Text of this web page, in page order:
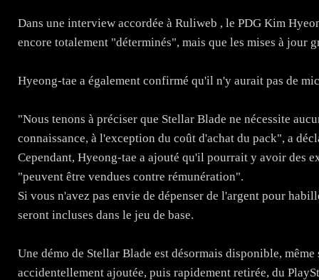
Dans une interview accordée à Ruliweb , le PDG Kim
encore totalement "déterminés", mais que les mises à jour
Hyeong-tae a également confirmé qu'il n'y aurait pas de
"Nous tenons à préciser que Stellar Blade ne nécessite
connaissance, à l'exception du coût d'achat du pack", a
Cependant, Hyeong-tae a ajouté qu'il pourrait y avoir des
"peuvent être vendues contre rémunération".
Si vous n'avez pas envie de dépenser de l'argent pour
seront incluses dans le jeu de base.
Une démo de Stellar Blade est désormais disponible,
accidentellement ajoutée, puis rapidement retirée, du